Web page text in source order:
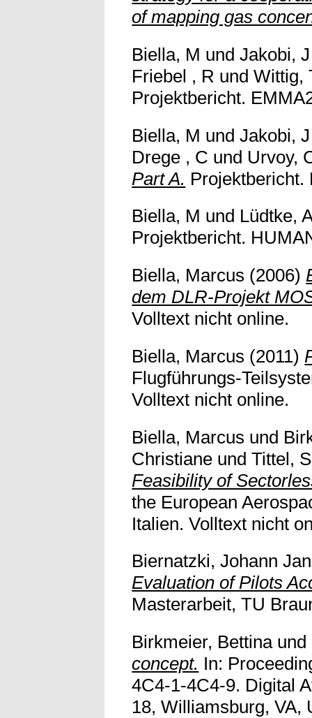
of mapping gas
Biella, M undJakobi, J
Friebel , R undWittig,
Projektbericht.
Biella, M undJakobi, J
Drege , C und Urvoy,
Part A. Projektbericht.
Biella, M und Lüdtke,
Projektbericht.
Biella, Marcus (2006)
dem DLR-Projekt
Volltext nicht online.
Biella, Marcus (2011)
Flugführungs-
Volltext nicht online.
Biella, Marcus und
Christiane undTittel,
Feasibility of
the European
Italien. Volltext nicht
Biernatzki, Johann
Evaluation of Pilots
Masterarbeit, TU
Birkmeier, Bettinaund
concept. In:
4C4-1-4C4-9. Digital
18, Williamsburg, VA,